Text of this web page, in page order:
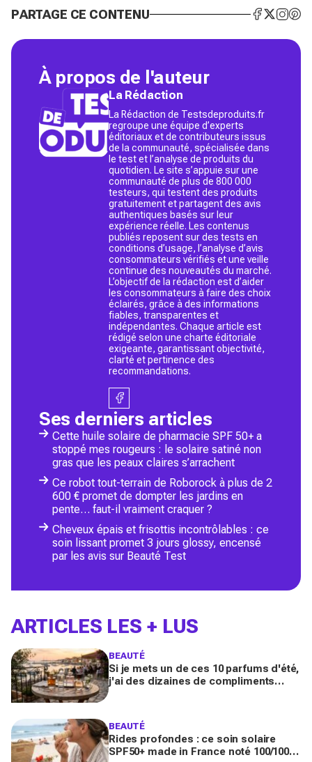
PARTAGE CE CONTENU
À propos de l'auteur
La Rédaction
La Rédaction de Testsdeproduits.fr
regroupe une équipe d’experts
éditoriaux et de contributeurs issus
de la communauté, spécialisée dans
le test et l’analyse de produits du
quotidien. Le site s’appuie sur une
communauté de plus de 800 000
testeurs, qui testent des produits
gratuitement et partagent des avis
authentiques basés sur leur
expérience réelle. Les contenus
publiés reposent sur des tests en
conditions d’usage, l’analyse d’avis
consommateurs vérifiés et une veille
continue des nouveautés du marché.
L’objectif de la rédaction est d’aider
les consommateurs à faire des choix
éclairés, grâce à des informations
fiables, transparentes et
indépendantes. Chaque article est
rédigé selon une charte éditoriale
exigeante, garantissant objectivité,
clarté et pertinence des
recommandations.
Ses derniers articles
Cette huile solaire de pharmacie SPF 50+ a
stoppé mes rougeurs : le solaire satiné non
gras que les peaux claires s’arrachent
Ce robot tout-terrain de Roborock à plus de 2
600 € promet de dompter les jardins en
pente… faut-il vraiment craquer ?
Cheveux épais et frisottis incontrôlables : ce
soin lissant promet 3 jours glossy, encensé
par les avis sur Beauté Test
ARTICLES LES + LUS
BEAUTÉ
Si je mets un de ces 10 parfums d'été,
j'ai des dizaines de compliments
BEAUTÉ
Rides profondes : ce soin solaire
SPF50+ made in France noté 100/100